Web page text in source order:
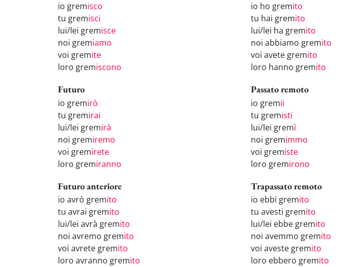
io gremisco
tu gremisci
lui/lei gremisce
noi gremiamo
voi gremite
loro gremiscono
io ho gremito
tu hai gremito
lui/lei ha gremito
noi abbiamo gremito
voi avete gremito
loro hanno gremito
Futuro
io gremirò
tu gremirai
lui/lei gremirà
noi gremiremo
voi gremirete
loro gremiranno
Passato remoto
io gremii
tu gremisti
lui/lei gremì
noi gremimmo
voi gremiste
loro gremirono
Futuro anteriore
io avrò gremito
tu avrai gremito
lui/lei avrà gremito
noi avremo gremito
voi avrete gremito
loro avranno gremito
Trapassato remoto
io ebbi gremito
tu avesti gremito
lui/lei ebbe gremito
noi avemmo gremito
voi aveste gremito
loro ebbero gremito